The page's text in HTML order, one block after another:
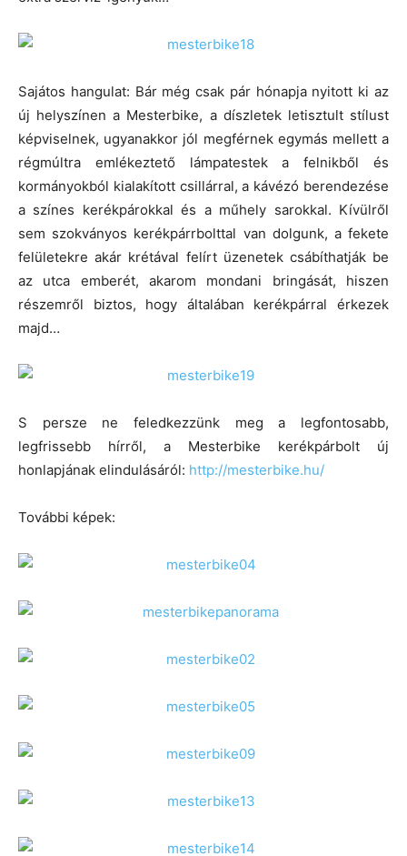
Sajátos hangulat: Bár még csak pár hónapja nyitott ki az
új helyszínen a Mesterbike, a díszletek letisztult stílust
képviselnek, ugyanakkor jól megférnek egymás mellett a
régmúltra emlékeztető lámpatestek a felnikből és
kormányokból kialakított csillárral, a kávézó berendezése
a színes kerékpárokkal és a műhely sarokkal. Kívülről
sem szokványos kerékpárrbolttal van dolgunk, a fekete
felületekre akár krétával felírt üzenetek csábíthatják be
az utca emberét, akarom mondani bringását, hiszen
részemről biztos, hogy általában kerékpárral érkezek
majd…
S persze ne feledkezzünk meg a legfontosabb,
legfrissebb hírről, a Mesterbike kerékpárbolt új
honlapjának elindulásáról: http://mesterbike.hu/
További képek: